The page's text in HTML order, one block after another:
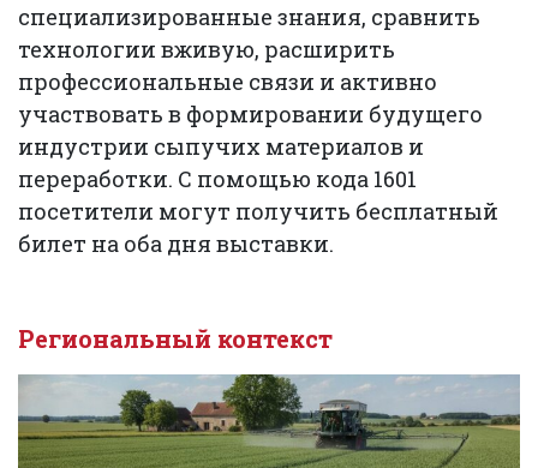
специализированные знания, сравнить
технологии вживую, расширить
профессиональные связи и активно
участвовать в формировании будущего
индустрии сыпучих материалов и
переработки. С помощью кода 1601
посетители могут получить бесплатный
билет на оба дня выставки.
Региональный контекст